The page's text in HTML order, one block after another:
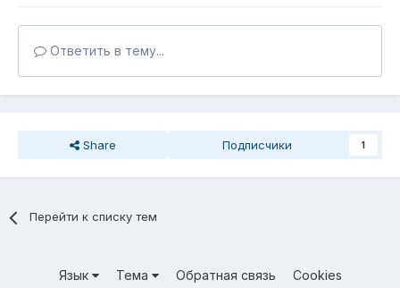
Ответить в тему...
Share Подписчики 1
Перейти к списку тем
Язык Тема Обратная связь
Cookies